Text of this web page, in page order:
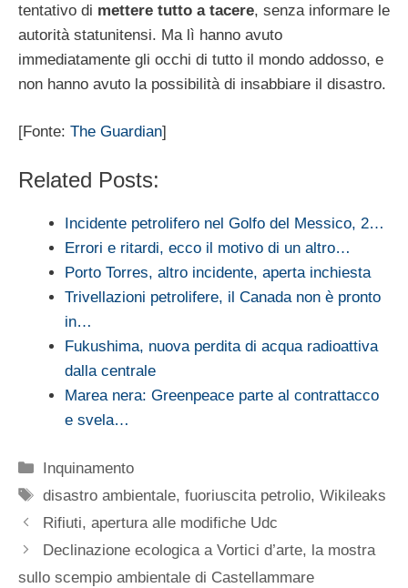
tentativo di mettere tutto a tacere, senza informare le
autorità statunitensi. Ma lì hanno avuto
immediatamente gli occhi di tutto il mondo addosso, e
non hanno avuto la possibilità di insabbiare il disastro.
[Fonte: The Guardian]
Related Posts:
Incidente petrolifero nel Golfo del Messico, 2…
Errori e ritardi, ecco il motivo di un altro…
Porto Torres, altro incidente, aperta inchiesta
Trivellazioni petrolifere, il Canada non è pronto
in…
Fukushima, nuova perdita di acqua radioattiva
dalla centrale
Marea nera: Greenpeace parte al contrattacco
e svela…
Categorie
Inquinamento
Tag
disastro ambientale,fuoriuscita petrolio,Wikileaks
Rifiuti, apertura alle modifiche Udc
Declinazione ecologica a Vortici d’arte, la mostra
sullo scempio ambientale di Castellammare